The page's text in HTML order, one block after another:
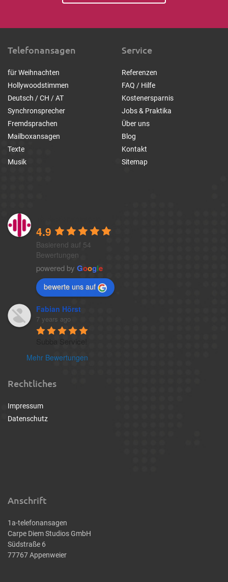
Telefonansagen
für Weihnachten
Hollywoodstimmen
Deutsch / CH / AT
Synchronsprecher
Fremdsprachen
Mailboxansagen
Texte
Musik
4.9
Basierend auf 54
Bewertungen
powered by Google
bewerte uns auf
Fabian Hörst
7 years ago
Mehr Bewertungen
Service
Referenzen
FAQ / Hilfe
Kostenersparnis
Jobs & Praktika
Über uns
Blog
Kontakt
Sitemap
Rechtliches
Impressum
Datenschutz
Anschrift
1a-telefonansagen
Carpe Diem Studios GmbH
Südstraße 6
77767 Appenweier